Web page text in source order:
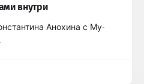
внутри
Анохина с Му-